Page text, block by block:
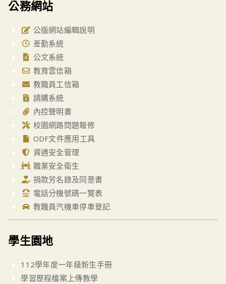
公務網站
公版網站編輯說明
差勤系統
公文系統
教育雲信箱
教職員工信箱
請購系統
內控聲明書
校園網路問題報修
ODF文件應用工具
資通安全管理
職業安全衛生
捐款芳名錄及同意書
電話分機號碼一覽表
教職員汽機車停車登記
學生園地
112學年度一年級新生手冊
學習歷程檔案上傳教學